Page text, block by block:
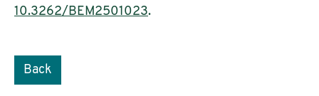
10.3262/BEM2501023.
Back